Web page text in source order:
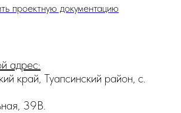
проектную документацию
адрес:
край, Туапсинский район, с.
39В.